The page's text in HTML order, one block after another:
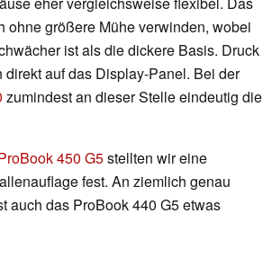
größere Mühe verwinden, wobei
ist als die dickere Basis. Druck
auf das Display-Panel. Bei der
zumindest an dieser Stelle eindeutig die
450 G5stellten wir eine
fest. An ziemlich genau
auch das ProBook 440 G5 etwas